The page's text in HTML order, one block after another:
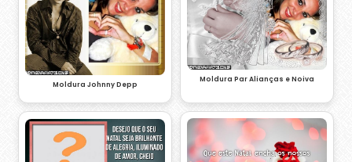
Moldura Johnny Depp
Moldura Par Alianças e Noiva